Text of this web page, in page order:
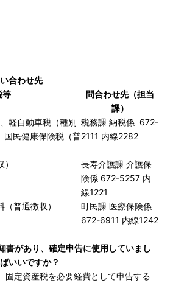
合わせ先
等
問合わせ先（担当
課）
軽自動車税（種別
民健康保険税（普
税務課 納税係 672-
2111 内線2282
長寿介護課 介護保
険係 672-5257 内
線1221
普通徴収）
町民課 医療保険係
672-6911 内線1242
書があり、確定申告に使用していまし
いいですか？
固定資産税を必要経費として申告する